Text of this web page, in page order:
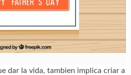
dar la vida, tambien implica criar a